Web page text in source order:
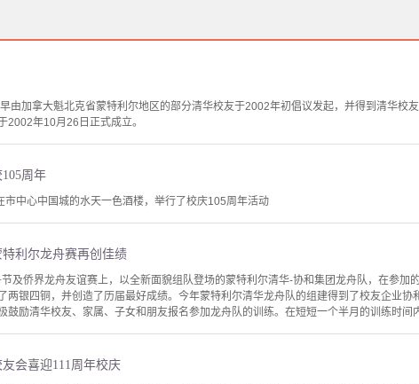
由加拿大魁北克省蒙特利尔地区的部分清华校友于2002年初倡议发起，并得到清华校
2002年10月26日正式成立。
周年
中心中国城的水天一色酒楼，举行了校庆105周年活动
利尔龙舟赛再创佳绩
及侨界龙舟友谊赛上，以全新面貌组队登场的蒙特利尔清华-协和集团龙舟队，在参加
两银四铜，并创造了历届最好成绩。今年蒙特利尔清华龙舟队的组建得到了校友企业协
鼓励清华校友、家属、子女和朋友报名参加龙舟队的训练。在短短一个半月的训练时间
会喜迎111周年校庆